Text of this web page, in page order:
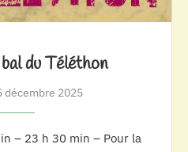
du Téléthon
décembre 2025
– 23 h 30 min – Pour la